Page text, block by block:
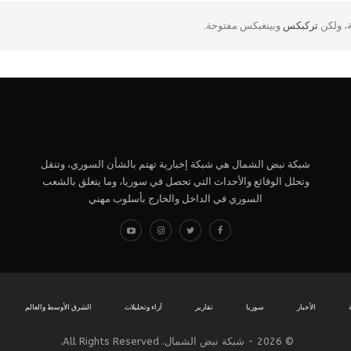
ولكن تركبكس وبينغبكس مفتوحة.
شبكة نبض الشمال هي شبكة إخبارية تهتم بالشأن السوري، وتنقل
وتحلل الوقائع والأحداث التي تحصل في سوريا، وما يتعلق بالشعب
السوري في الداخل والخارج بأسلوب مهني
الأخبار سوريا تقارير آراء وتحليلات الشرق الأوسط والعالم
© 2026 - شبكة نبض الشمال. All Rights Reserved.